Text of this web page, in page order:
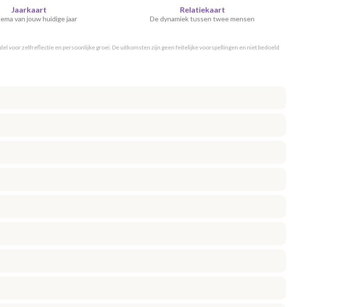
Jaarkaart
van jouw huidige jaar
Relatiekaart
De dynamiek tussen twee mensen
voor zelfreflectie en persoonlijke groei. De uitkomsten zijn geen feitelijke voorspellingen en niet bedoeld